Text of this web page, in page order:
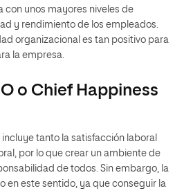
unos mayores niveles de
y rendimiento de los empleados.
organizacional es tan positivo para
la empresa.
o Chief Happiness
incluye tanto la satisfacción laboral
por lo que crear un ambiente de
de todos. Sin embargo, la
en este sentido, ya que conseguir la